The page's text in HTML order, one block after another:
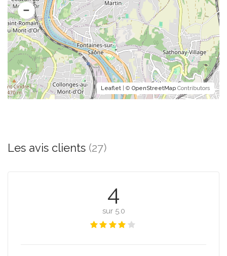
Leaflet | © OpenStreetMap Contributors
Les avis clients (27)
4
sur 5.0